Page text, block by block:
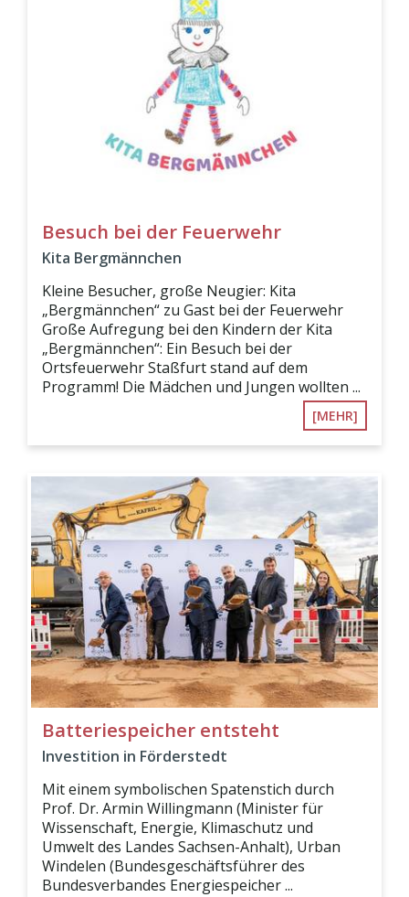
Besuch bei der Feuerwehr
Kita Bergmännchen
Kleine Besucher, große Neugier: Kita
„Bergmännchen“ zu Gast bei der Feuerwehr
Große Aufregung bei den Kindern der Kita
„Bergmännchen“: Ein Besuch bei der
Ortsfeuerwehr Staßfurt stand auf dem
Programm! Die Mädchen und Jungen wollten ...
[MEHR]
Batteriespeicher entsteht
Investition in Förderstedt
Mit einem symbolischen Spatenstich durch
Prof. Dr. Armin Willingmann (Minister für
Wissenschaft, Energie, Klimaschutz und
Umwelt des Landes Sachsen-Anhalt), Urban
Windelen (Bundesgeschäftsführer des
Bundesverbandes Energiespeicher ...